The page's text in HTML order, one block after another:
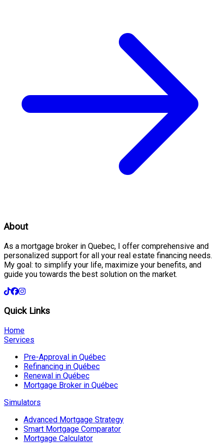
About
As a mortgage broker in Quebec, I offer comprehensive and
personalized support for all your real estate financing needs.
My goal: to simplify your life, maximize your benefits, and
guide you towards the best solution on the market.
Quick Links
Home
Services
Pre-Approval in Québec
Refinancing in Québec
Renewal in Québec
Mortgage Broker in Québec
Simulators
Advanced Mortgage Strategy
Smart Mortgage Comparator
Mortgage Calculator